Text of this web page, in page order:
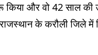
और वो 42 साल की
के करौली जिले में